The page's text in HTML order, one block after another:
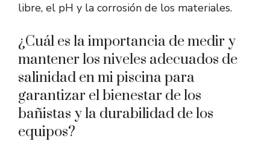
libre, el pH y la corrosión de los materiales.
¿Cuál es la importancia de medir y
mantener los niveles adecuados de
salinidad en mi piscina para
garantizar el bienestar de los
bañistas y la durabilidad de los
equipos?